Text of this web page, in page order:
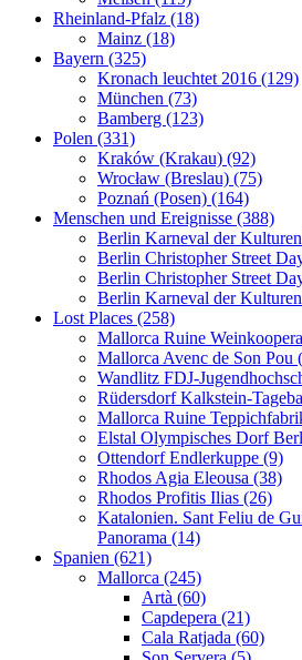
Rheinland-Pfalz (18)
Mainz (18)
Bayern (325)
Kronach leuchtet 2016 (129)
München (73)
Bamberg (123)
Polen (331)
Kraków (Krakau) (92)
Wrocław (Breslau) (75)
Poznań (Posen) (164)
Menschen und Ereignisse (388)
Berlin Karneval der
Berlin Christopher Street
Berlin Christopher Street
Berlin Karneval der
Lost Places (258)
Mallorca Ruine
Mallorca Avenc de Son Pou
Wandlitz FDJ-
Rüdersdorf Kalkstein-
Mallorca Ruine
Elstal Olympisches Dorf
Ottendorf Endlerkuppe (9)
Rhodos Agia Eleousa (38)
Rhodos Profitis Ilias (26)
Katalonien. Sant Feliu de
Panorama (14)
Spanien (621)
Mallorca (245)
Artà (60)
Capdepera (21)
Cala Ratjada (60)